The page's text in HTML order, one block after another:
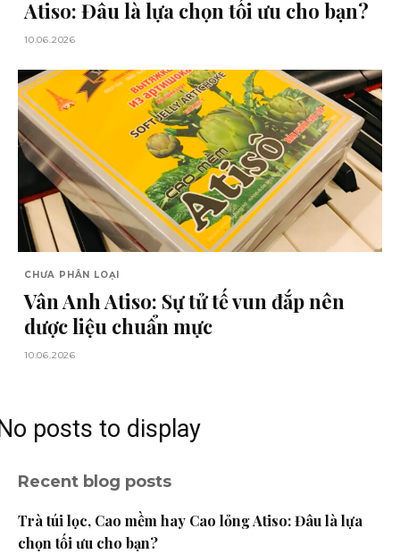
Atiso: Đâu là lựa chọn tối ưu cho bạn?
10.06.2026
CHƯA PHÂN LOẠI
Vân Anh Atiso: Sự tử tế vun đắp nên
dược liệu chuẩn mực
10.06.2026
posts to display
Recent blog posts
Trà túi lọc, Cao mềm hay Cao lỏng Atiso: Đâu là lựa
chọn tối ưu cho bạn?